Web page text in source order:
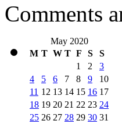
Comments
May 2020
M T W T F S
S
1
2
3
4
5 6 7 8 9
10
11 12 13 14 15 16 17
18 19 20 21 22 23 24
25 26 27 28 29 30 31